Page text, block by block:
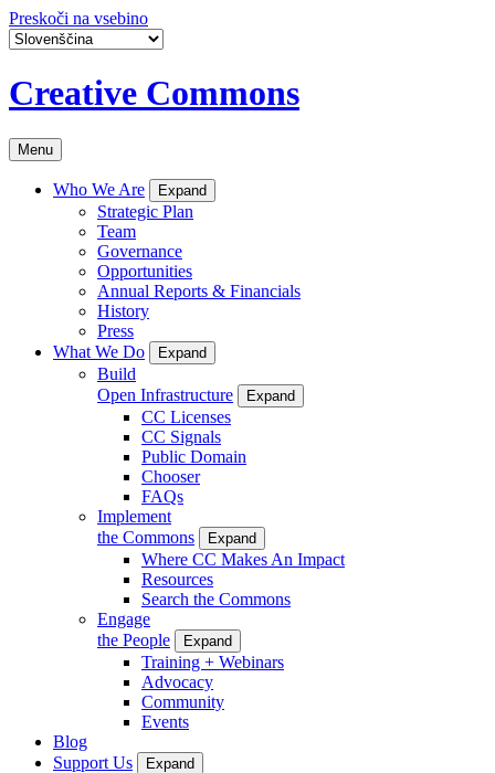
Preskoči na vsebino
Creative Commons
Menu
Who We Are Expand
Strategic Plan
Team
Governance
Opportunities
Annual Reports & Financials
History
Press
What We Do
Expand
Build
Open Infrastructure
Expand
CC Licenses
CC Signals
Public Domain
Chooser
FAQs
Implement
the Commons
Expand
Where CC Makes An Impact
Resources
Search the Commons
Engage
the People
Expand
Training + Webinars
Advocacy
Community
Events
Blog
Support Us
Expand